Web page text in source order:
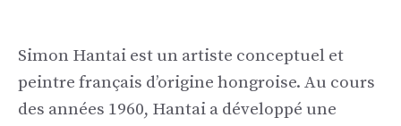
Simon Hantai est un artiste conceptuel et
peintre français d’origine hongroise. Au cours
des années 1960, Hantai a développé une